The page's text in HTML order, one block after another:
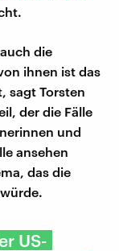
die
ihnen ist das
sagt Torsten
der die Fälle
und
ansehen
das die
US-